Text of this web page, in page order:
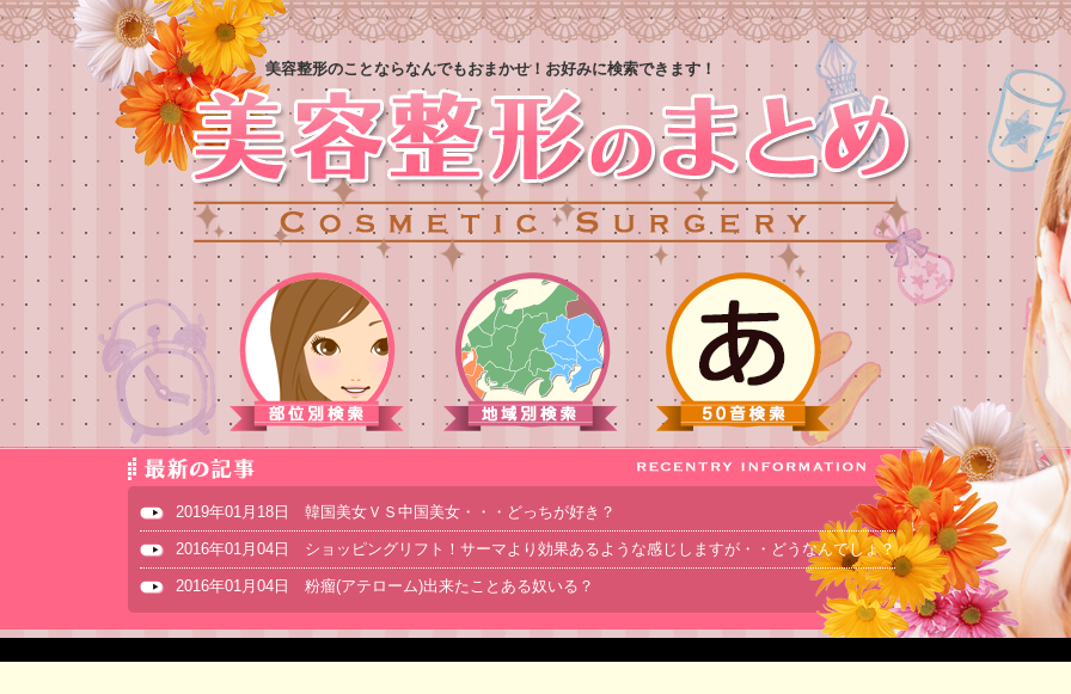
美容整形のことならなんでもおまかせ！お好みに検索できます！
2019年01月18日 韓国美女ＶＳ中国美女・・・どっちが好き？
2016年01月04日 ショッピングリフト！サーマより効果あるような感じしますが・・どうなんでしょ？
2016年01月04日 粉瘤(アテローム)出来たことある奴いる？